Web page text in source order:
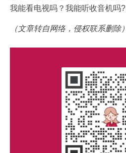
我能看电视吗？我能听收音机吗?
（文章转自网络，侵权联系删除）